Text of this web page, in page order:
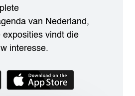
van Nederland,
vindt die
interesse.